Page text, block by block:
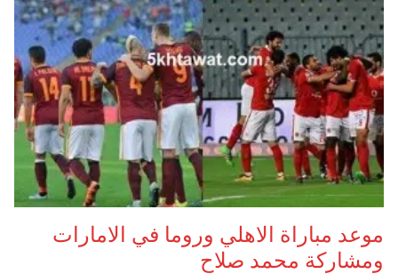
موعد مباراة الاهلي وروما في الامارات
ومشاركة محمد صلاح